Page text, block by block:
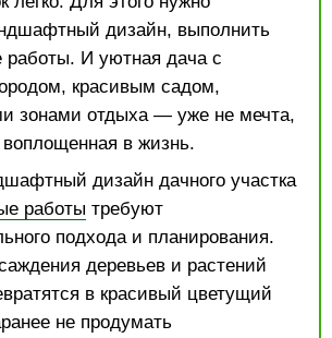
дизайн, выполнить
И уютная дача с
красивым садом,
зонами отдыха — уже не мечта,
в жизнь.
дизайн дачного участка
работы требуют
подхода и планирования.
деревьев и растений
в красивый цветущий
не продумать